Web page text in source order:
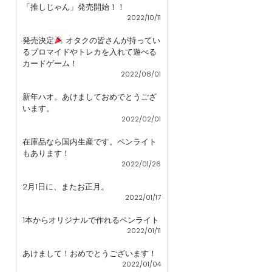
「推しじゃん」発売開始！！
2022/10/11
発売決定
オタクの皆さんが持ってい
るブロマイドやトレカを入れて遊べる
カードゲーム！
2022/08/01
新年ハオ。あけましておめでとうござ
います。
2022/02/01
在庫品なら国内生産です。ペンライト
もあります！
2022/01/26
2月1日に、またお正月。
2022/01/17
1本からオリジナルで作れるペンライト
2022/01/11
あけまして！おめでとうございます！
2022/01/04